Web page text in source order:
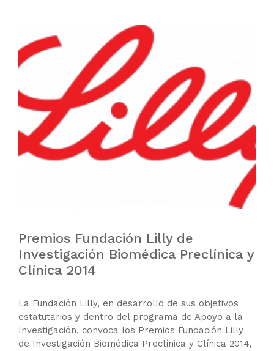
Premios Fundación Lilly de
Investigación Biomédica Preclínica y
Clínica 2014
La Fundación Lilly, en desarrollo de sus objetivos
estatutarios y dentro del programa de Apoyo a la
Investigación, convoca los Premios Fundación Lilly
de Investigación Biomédica Preclínica y Clínica 2014,